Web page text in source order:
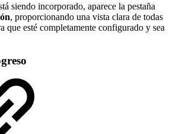
siendo incorporado, aparece la pestaña
, proporcionando una vista clara de todas
que esté completamente configurado y sea